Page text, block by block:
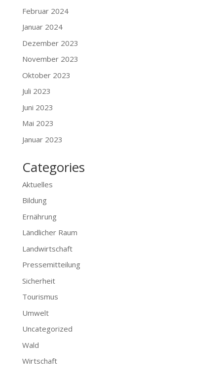
Februar 2024
Januar 2024
Dezember 2023
November 2023
Oktober 2023
Juli 2023
Juni 2023
Mai 2023
Januar 2023
Categories
Aktuelles
Bildung
Ernährung
Ländlicher Raum
Landwirtschaft
Pressemitteilung
Sicherheit
Tourismus
Umwelt
Uncategorized
Wald
Wirtschaft